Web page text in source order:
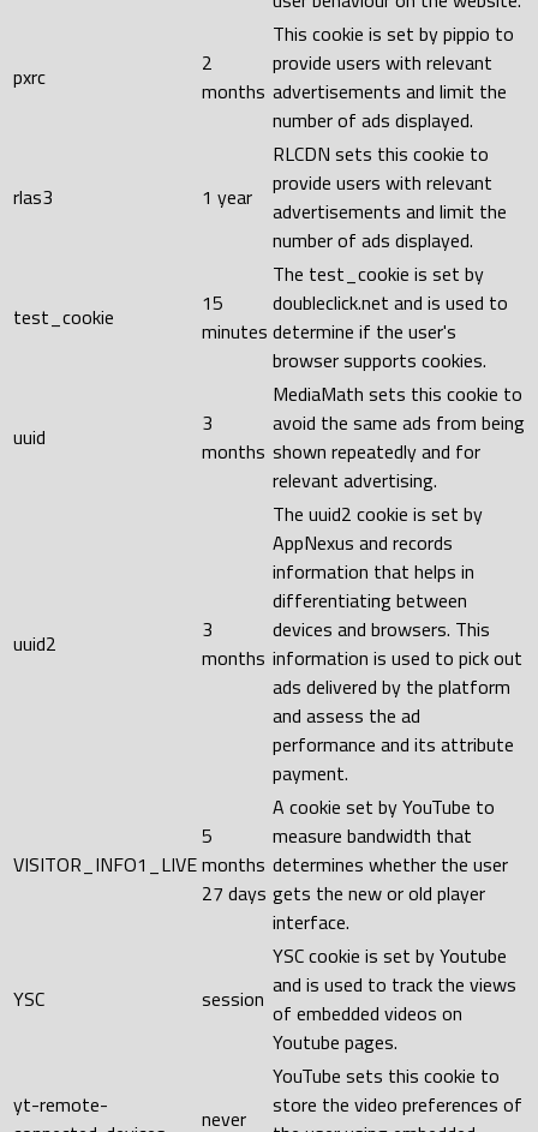
pxrc
2
months
This cookie is set by pippio to
provide users with relevant
advertisements and limit the
number of ads displayed.
rlas3 1 year
RLCDN sets this cookie to
provide users with relevant
advertisements and limit the
number of ads displayed.
test_cookie
15
minutes
The test_cookie is set by
doubleclick.net and is used to
determine if the user's
browser supports cookies.
uuid
3
months
MediaMath sets this cookie to
avoid the same ads from being
shown repeatedly and for
relevant advertising.
uuid2
3
months
The uuid2 cookie is set by
AppNexus and records
information that helps in
differentiating between
devices and browsers. This
information is used to pick out
ads delivered by the platform
and assess the ad
performance and its attribute
payment.
VISITOR_INFO1_LIVE
5
months
27 days
A cookie set by YouTube to
measure bandwidth that
determines whether the user
gets the new or old player
interface.
YSC session
YSC cookie is set by Youtube
and is used to track the views
of embedded videos on
Youtube pages.
yt-remote-
never
YouTube sets this cookie to
store the video preferences of